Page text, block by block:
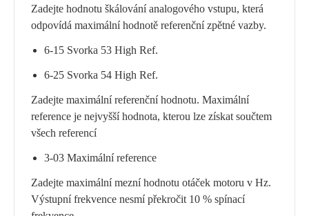
Zadejte hodnotu škálování analogového vstupu, která
odpovídá maximální hodnotě referenční zpětné vazby.
6-15 Svorka 53 High Ref.
6-25 Svorka 54 High Ref.
Zadejte maximální referenční hodnotu. Maximální
reference je nejvyšší hodnota, kterou lze získat součtem
všech referencí
3-03 Maximální reference
Zadejte maximální mezní hodnotu otáček motoru v Hz.
Výstupní frekvence nesmí překročit 10 % spínací